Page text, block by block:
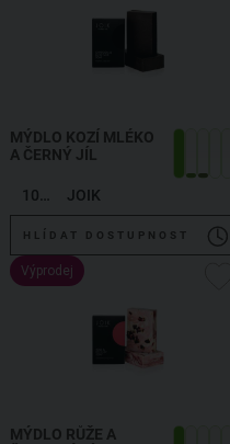
MÝDLO KOZÍ MLÉKO
A ČERNÝ JÍL
JOIK
HLÍDAT DOSTUPNOST
Výprodej
MÝDLO RŮŽE A